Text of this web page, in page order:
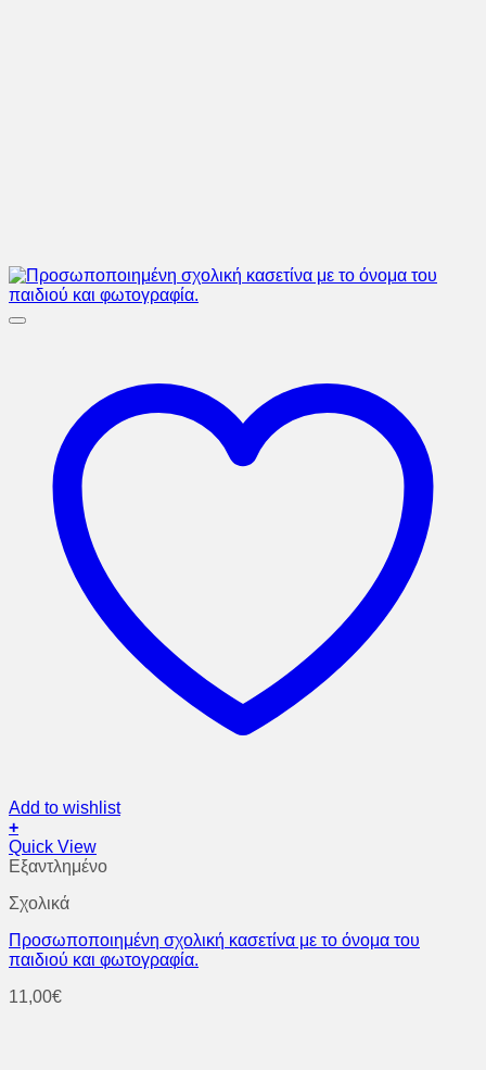
Add to wishlist
+
Quick View
Εξαντλημένο
Σχολικά
Προσωποποιημένη σχολική κασετίνα με το όνομα του
παιδιού και φωτογραφία.
11,00€